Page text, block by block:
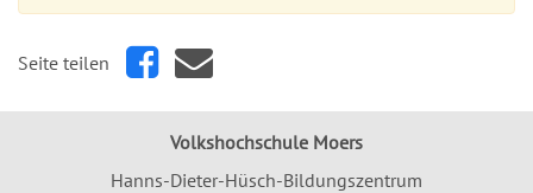
Seite teilen
Volkshochschule Moers
Hanns-Dieter-Hüsch-Bildungszentrum